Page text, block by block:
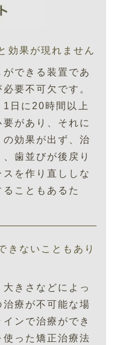
効果が現れません
できる装置であ
要不可欠です。
日に20時間以上
があり、それに
効果が出ず、治
歯並びが後戻り
を作り直ししな
こともあるた
きないこともあり
きさなどによっ
療が不可能な場
ンで治療ができ
った矯正治療法